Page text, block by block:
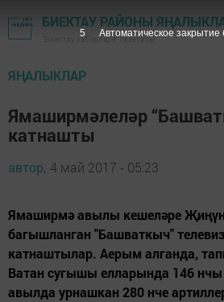
БИЕКТАУ РАЙОНЫ
"Биектау хәбәрләре" газетасы
ЯҢАЛЫКЛАР
Ямаширмәлеләр
катнашты
автор, 4 май 2017 - 05:23
Ямаширмә авылы кешеләре
багышланган "Башваткыч"
катнаштылар. Аерым алганда,
Ватан сугышы елларында 146
авылда урнашкан 280 нче
4 Автоматическое закрытие